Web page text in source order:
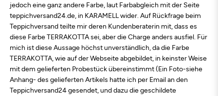
jedoch eine ganz andere Farbe, laut Farbabgleich mit der Seite
teppichversand24.de, in KARAMELL wider. Auf Rückfrage beim
Teppichversand teilte mir deren Kundenberaterin mit, dass es
diese Farbe TERRAKOTTA sei, aber die Charge anders ausfiel. Für
mich ist diese Aussage höchst unverständlich, da die Farbe
TERRAKOTTA, wie auf der Webseite abgebildet, in keinster Weise
mit dem gelieferten Probestück übereinstimmt (Ein Foto-siehe
Anhang- des gelieferten Artikels hatte ich per Email an den
Teppichversand24 gesendet, und dazu die geschildete